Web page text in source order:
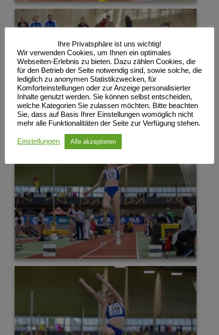
Ihre Privatsphäre ist uns wichtig!
Wir verwenden Cookies, um Ihnen ein optimales
Webseiten-Erlebnis zu bieten. Dazu zählen Cookies, die
für den Betrieb der Seite notwendig sind, sowie solche, die
lediglich zu anonymen Statistikzwecken, für
Komforteinstellungen oder zur Anzeige personalisierter
Inhalte genutzt werden. Sie können selbst entscheiden,
welche Kategorien Sie zulassen möchten. Bitte beachten
Sie, dass auf Basis Ihrer Einstellungen womöglich nicht
mehr alle Funktionalitäten der Seite zur Verfügung stehen.
Einstellungen Alle akzeptieren